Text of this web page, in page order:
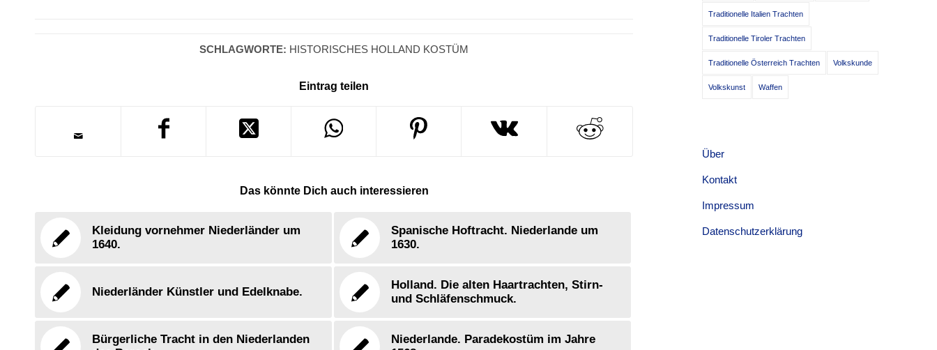
SCHLAGWORTE: HISTORISCHES HOLLAND KOSTÜM
Eintrag teilen
Das könnte Dich auch interessieren
Kleidung vornehmer Niederländer um
1640.
Spanische Hoftracht. Niederlande um
1630.
Niederländer Künstler und Edelknabe.
Holland. Die alten Haartrachten, Stirn-
und Schläfenschmuck.
Bürgerliche Tracht in den Niederlanden
Niederlande. Paradekostüm im Jahre
Traditionelle Italien Trachten
Traditionelle Tiroler Trachten
Traditionelle Österreich Trachten Volkskunde
Volkskunst Waffen
Über
Kontakt
Impressum
Datenschutzerklärung